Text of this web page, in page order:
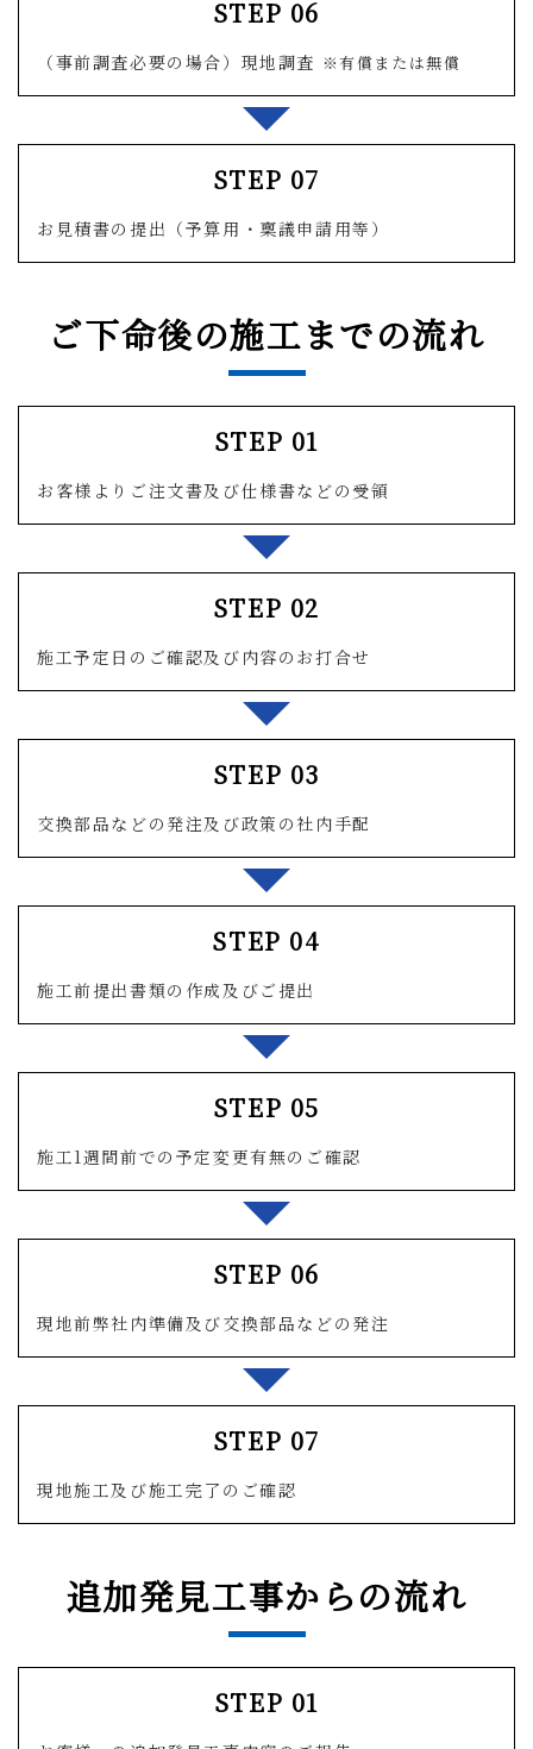
STEP 06
（事前調査必要の場合）現地調査 ※有償または無償
STEP 07
お見積書の提出（予算用・稟議申請用等）
ご下命後の施工までの流れ
STEP 01
お客様よりご注文書及び仕様書などの受領
STEP 02
施工予定日のご確認及び内容のお打合せ
STEP 03
交換部品などの発注及び政策の社内手配
STEP 04
施工前提出書類の作成及びご提出
STEP 05
施工1週間前での予定変更有無のご確認
STEP 06
現地前弊社内準備及び交換部品などの発注
STEP 07
現地施工及び施工完了のご確認
追加発見工事からの流れ
STEP 01